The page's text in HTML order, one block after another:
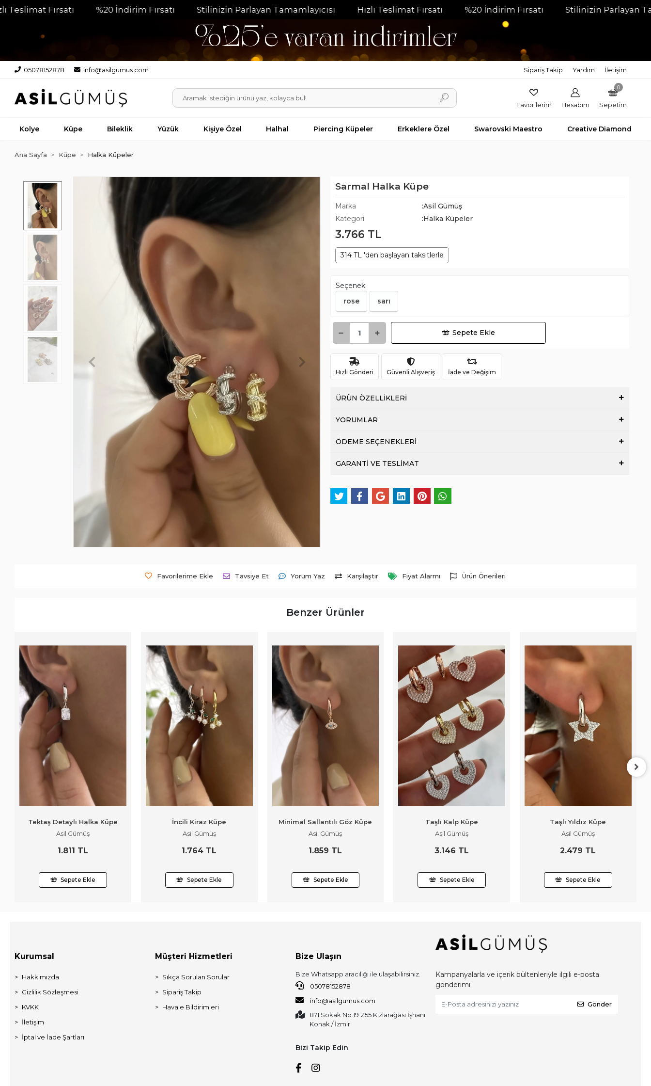
Fırsatı %20 İndirim Fırsatı Stilinizin Parlayan Tamamlayıcısı Hızlı Teslimat Fırsatı %20 İndirim Fırsatı Stilinizin Parlayan
05078152878 info@asilgumus.com Sipariş Takip Yardım İletişim
Favorilerim Hesabım
0
Sepetim
Kolye Küpe Bileklik Yüzük Kişiye Özel Halhal Piercing Küpeler Erkeklere Özel Swarovski Maestro Creative Diamond
Ana Sayfa Küpe Halka Küpeler
Sarmal Halka Küpe
Marka
:Asil Gümüş
Kategori
:Halka Küpeler
3.766 TL
314 TL 'den başlayan taksitlerle
Seçenek:
rose
sarı
Sepete Ekle
Hızlı Gönderi Güvenli Alışveriş İade ve Değişim
ÜRÜN ÖZELLİKLERİ
YORUMLAR
ÖDEME SEÇENEKLERİ
GARANTİ VE TESLİMAT
Favorilerime Ekle Tavsiye Et Yorum Yaz Karşılaştır Fiyat Alarmı Ürün Önerileri
Benzer Ürünler
Tektaş Detaylı Halka Küpe
Asil Gümüş
1.811 TL
Sepete Ekle
İncili Kiraz Küpe
Asil Gümüş
1.764 TL
Sepete Ekle
Minimal Sallantılı Göz Küpe
Asil Gümüş
1.859 TL
Sepete Ekle
Taşlı Kalp Küpe
Asil Gümüş
3.146 TL
Sepete Ekle
Taşlı Yıldız Küpe
Asil Gümüş
2.479 TL
Sepete Ekle
Kurumsal
Hakkımızda
Gizlilik Sözleşmesi
KVKK
İletişim
İptal ve İade Şartları
Müşteri Hizmetleri
Sıkça Sorulan Sorular
Sipariş Takip
Havale Bildirimleri
Bize Ulaşın
Bize Whatsapp aracılığı ile ulaşabilirsiniz.
05078152878
info@asilgumus.com
871 Sokak No:19 Z55 Kızlarağası İşhanı
Konak / İzmir
Bizi Takip Edin
Kampanyalarla ve içerik bültenleriyle ilgili e-posta
gönderimi
Gönder